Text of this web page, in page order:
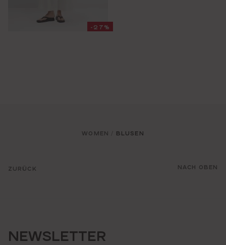
-27%
ZURÜCK
WOMEN BLUSEN
NACH OBEN
NEWSLETTER